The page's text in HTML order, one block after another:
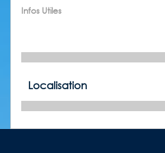
Infos Utiles
Localisation